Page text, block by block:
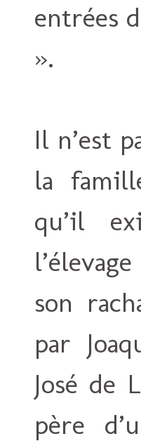
entrées
».
Il n’est
la
qu’il
son
par
José de
père